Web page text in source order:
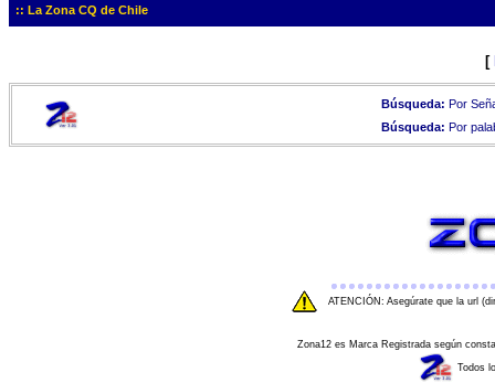
:: La Zona CQ de Chile
[
Búsqueda: Por
Búsqueda: Por
ATENCIÓN: Asegúrate que la url
Zona12 es Marca Registrada según
Todos